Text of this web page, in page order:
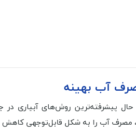
حال پیشرفته‌ترین روش‌های آبیاری
آب را به شکل قابل‌توجهی کاهش